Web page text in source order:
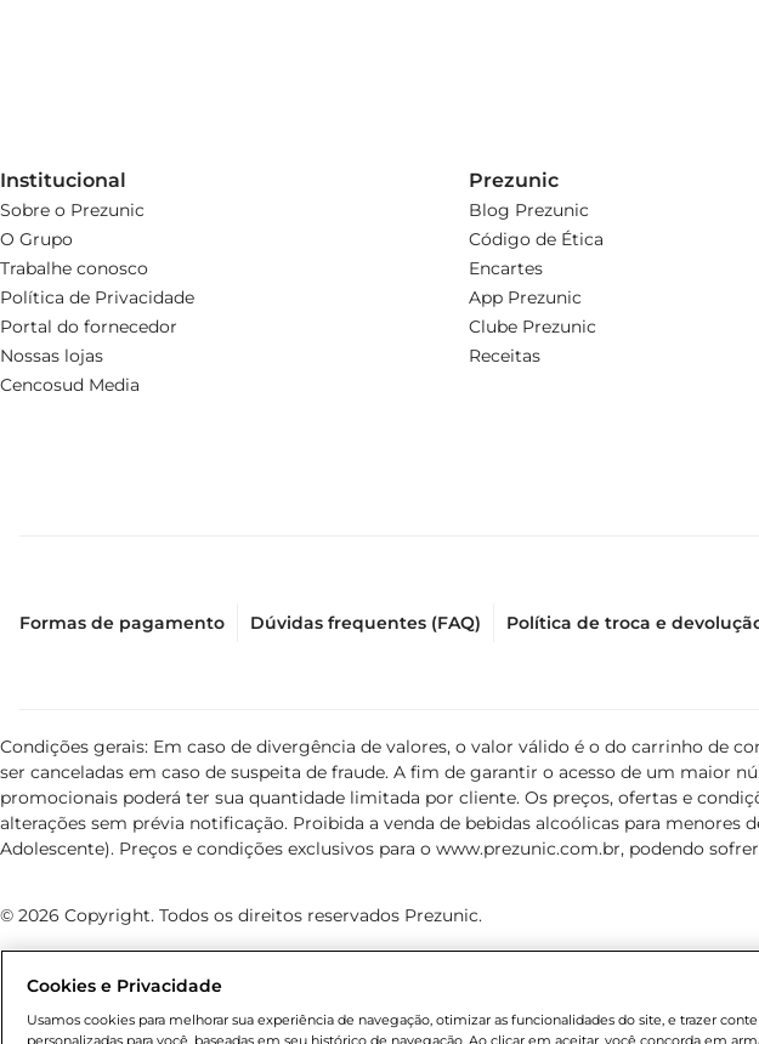
Institucional
Sobre o Prezunic
O Grupo
Trabalhe conosco
Política de Privacidade
Portal do fornecedor
Nossas lojas
Cencosud Media
Prezunic
Blog Prezunic
Código de Ética
Encartes
App Prezunic
Clube Prezunic
Receitas
Formas de pagamento Dúvidas frequentes (FAQ) Política de troca e
Condições gerais: Em caso de divergência de valores, o valor válido é o do carrinho de
ser canceladas em caso de suspeita de fraude. A fim de garantir o acesso de um maior
promocionais poderá ter sua quantidade limitada por cliente. Os preços, ofertas e
alterações sem prévia notificação. Proibida a venda de bebidas alcoólicas para menores
Adolescente). Preços e condições exclusivos para o www.prezunic.com.br, podendo
© 2026 Copyright. Todos os direitos reservados Prezunic.
Cookies e Privacidade
Usamos cookies para melhorar sua experiência de navegação, otimizar as funcionalidades do site, e trazer
personalizadas para você, baseadas em seu histórico de navegação. Ao clicar em aceitar, você concorda em